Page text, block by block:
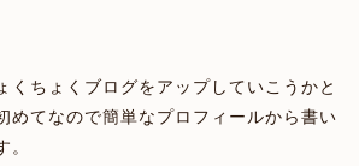
くちょくブログをアップしていこうかと
めてなので簡単なプロフィールから書い
。